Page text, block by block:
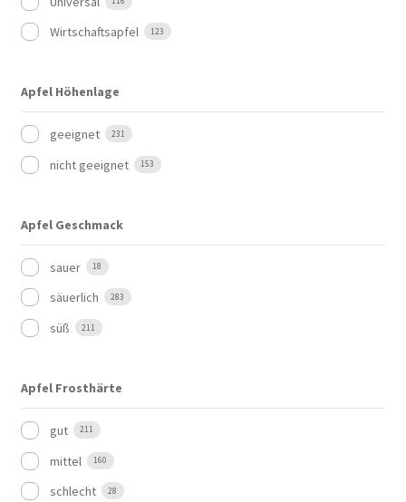
Wirtschaftsapfel 123
Apfel Höhenlage
geeignet 231
nicht geeignet 153
Apfel Geschmack
sauer 18
säuerlich 283
süß 211
Apfel Frosthärte
gut 211
mittel 160
schlecht 28